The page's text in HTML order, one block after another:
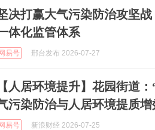
决打赢大气污染防治攻坚
体化监管体系
网易号 邢台发布 2026-07-27
【人居环境提升】花园街道
污染防治与人居环境提质增
网易号 新浪财经 2026-07-25